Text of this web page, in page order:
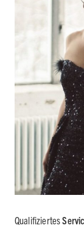
Qualifiziertes